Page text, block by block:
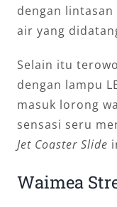
dengan
air yang
Selain itu
dengan lampu
masuk lorong
sensasi seru
Jet Coaster Slide
Waimea